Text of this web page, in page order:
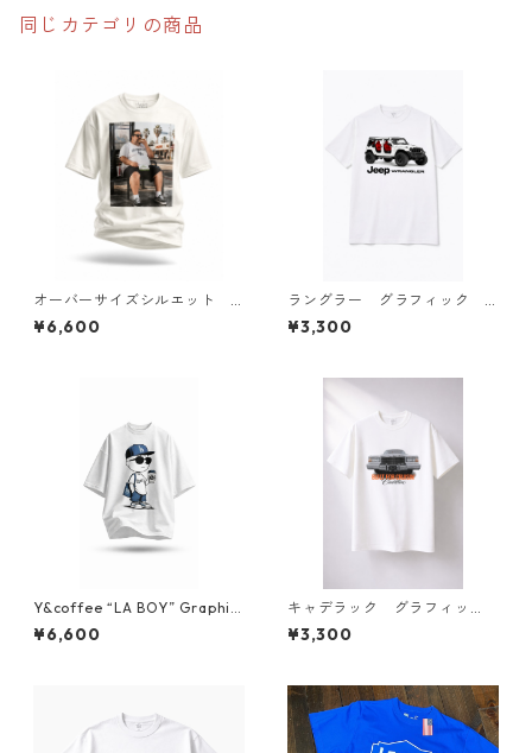
同じカテゴリの商品
オーバーサイズシルエット L
OS ANGELES BUS STOP PHO
TO TEE｜Pizza Toast Edition
¥6,600
ラングラー グラフィック T
シャツ
¥3,300
Y&coffee “LA BOY” Graphic
T-Shirt
¥6,600
キャデラック グラフィッ
ク Tシャツ
¥3,300